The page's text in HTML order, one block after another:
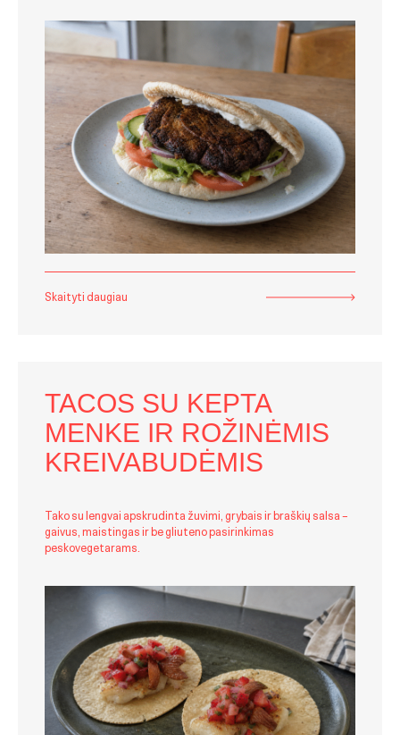
Skaityti daugiau
TACOS SU KEPTA
MENKE IR ROŽINĖMIS
KREIVABUDĖMIS
Tako su lengvai apskrudinta žuvimi, grybais ir braškių salsa –
gaivus, maistingas ir be gliuteno pasirinkimas
peskovegetarams.